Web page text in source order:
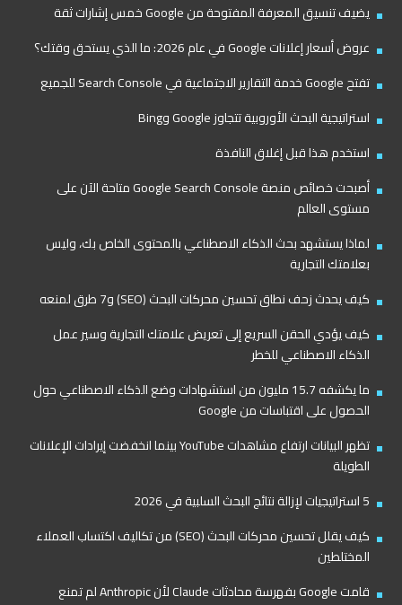
يضيف تنسيق المعرفة المفتوحة من Google خمس إشارات ثقة
عروض أسعار إعلانات Google في عام 2026: ما الذي يستحق وقتك؟
تفتح Google خدمة التقارير الاجتماعية في Search Console للجميع
استراتيجية البحث الأوروبية تتجاوز Google وBing
استخدم هذا قبل إغلاق النافذة
أصبحت خصائص منصة Google Search Console متاحة الآن على
مستوى العالم
لماذا يستشهد بحث الذكاء الاصطناعي بالمحتوى الخاص بك، وليس
بعلامتك التجارية
كيف يحدث زحف نطاق تحسين محركات البحث (SEO) و7 طرق لمنعه
كيف يؤدي الحقن السريع إلى تعريض علامتك التجارية وسير عمل
الذكاء الاصطناعي للخطر
ما يكشفه 15.7 مليون من استشهادات وضع الذكاء الاصطناعي حول
الحصول على اقتباسات من Google
تظهر البيانات ارتفاع مشاهدات YouTube بينما انخفضت إيرادات الإعلانات
الطويلة
5 استراتيجيات لإزالة نتائج البحث السلبية في 2026
كيف يقلل تحسين محركات البحث (SEO) من تكاليف اكتساب العملاء
المختلطين
قامت Google بفهرسة محادثات Claude لأن Anthropic لم تمنع